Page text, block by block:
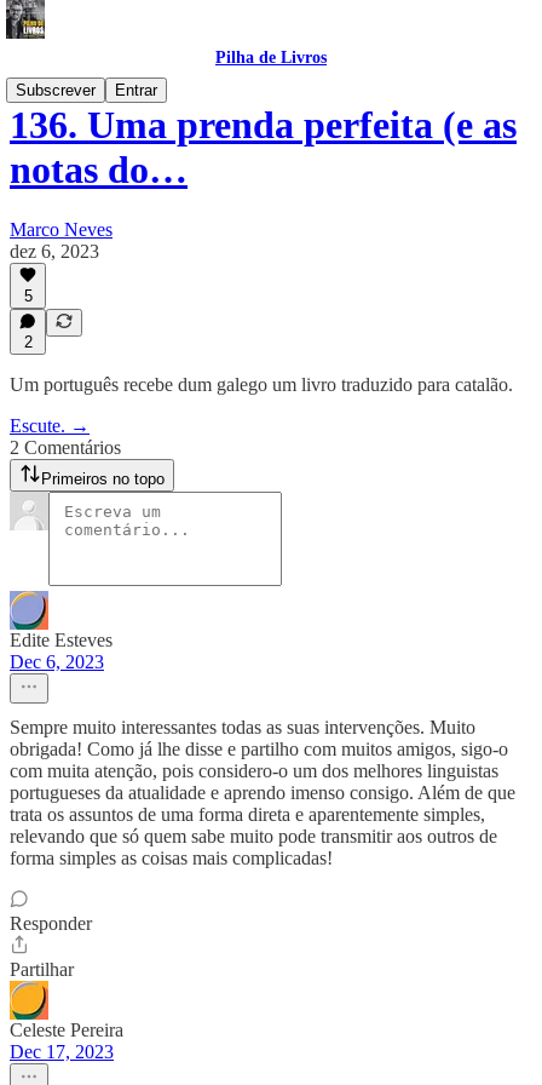
Pilha de Livros
Subscrever
Entrar
136. Uma prenda perfeita (e as
notas do…
Marco Neves
dez 6, 2023
5
2
Um português recebe dum galego um livro traduzido para catalão.
Escute. →
2 Comentários
Primeiros no topo
Edite Esteves
Dec 6, 2023
Sempre muito interessantes todas as suas intervenções. Muito
obrigada! Como já lhe disse e partilho com muitos amigos, sigo-o
com muita atenção, pois considero-o um dos melhores linguistas
portugueses da atualidade e aprendo imenso consigo. Além de que
trata os assuntos de uma forma direta e aparentemente simples,
relevando que só quem sabe muito pode transmitir aos outros de
forma simples as coisas mais complicadas!
Responder
Partilhar
Celeste Pereira
Dec 17, 2023